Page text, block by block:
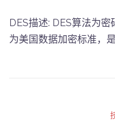
DES描述: DES算法为
为美国数据加密标准，